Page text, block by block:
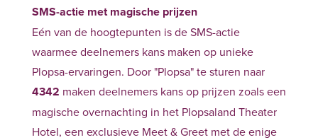
SMS-actie met magische prijzen
Eén van de hoogtepunten is de SMS-actie
waarmee deelnemers kans maken op unieke
Plopsa-ervaringen. Door "Plopsa" te sturen naar
4342 maken deelnemers kans op prijzen zoals een
magische overnachting in het Plopsaland Theater
Hotel, een exclusieve Meet & Greet met de enige